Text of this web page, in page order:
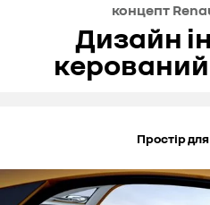
концепт
Дизайн
Простір